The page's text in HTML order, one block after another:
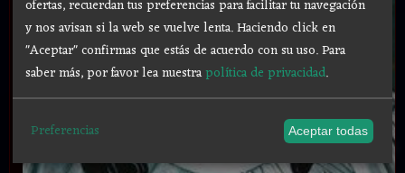
ofertas, recuerdan tus preferencias para facilitar tu navegación
y nos avisan si la web se vuelve lenta. Haciendo click en
"Aceptar" confirmas que estás de acuerdo con su uso.Para
saber más, por favor lea nuestrapolítica de privacidad.
Preferencias Aceptar todas